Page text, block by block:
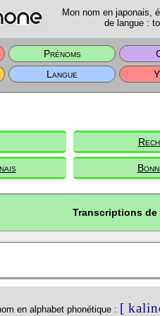
Mon nom en japonais,
de langue :
Prénoms
Langue
Transcriptions
en alphabet phonétique : [